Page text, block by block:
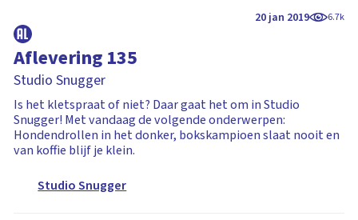
20 jan 2019 6.7k
Aflevering 135
Studio Snugger
Is het kletspraat of niet? Daar gaat het om in Studio
Snugger! Met vandaag de volgende onderwerpen:
Hondendrollen in het donker, bokskampioen slaat nooit en
van koffie blijf je klein.
Studio Snugger